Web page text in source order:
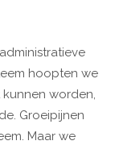
hoopten we
worden,
Groeipijnen
Maar we